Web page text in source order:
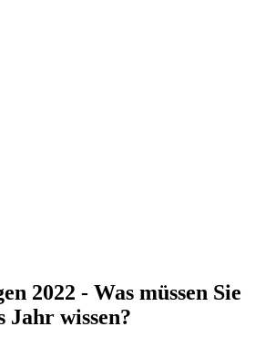
2022 - Was müssen Sie
Jahr wissen?